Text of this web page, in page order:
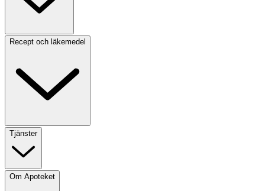
Recept och läkemedel
Tjänster
Om Apoteket